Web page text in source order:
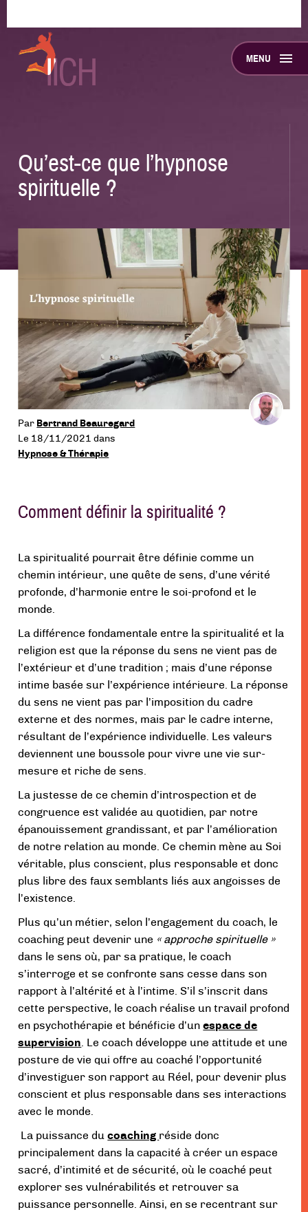
menu
contenu
principal
bas
MENU
Qu’est-ce que l’hypnose
spirituelle ?
Par Bertrand Beauregard
Le 18/11/2021 dans
Hypnose & Thérapie
Comment définir la spiritualité ?
La spiritualité pourrait être définie comme un
chemin intérieur, une quête de sens, d’une vérité
profonde, d’harmonie entre le soi-profond et le
monde.
La différence fondamentale entre la spiritualité et la
religion est que la réponse du sens ne vient pas de
l’extérieur et d’une tradition ; mais d’une réponse
intime basée sur l’expérience intérieure. La réponse
du sens ne vient pas par l’imposition du cadre
externe et des normes, mais par le cadre interne,
résultant de l’expérience individuelle. Les valeurs
deviennent une boussole pour vivre une vie sur-
mesure et riche de sens.
La justesse de ce chemin d’introspection et de
congruence est validée au quotidien, par notre
épanouissement grandissant, et par l’amélioration
de notre relation au monde. Ce chemin mène au Soi
véritable, plus conscient, plus responsable et donc
plus libre des faux semblants liés aux angoisses de
l’existence.
Plus qu’un métier, selon l’engagement du coach, le
coaching peut devenir une « approche spirituelle »
dans le sens où, par sa pratique, le coach
s’interroge et se confronte sans cesse dans son
rapport à l’altérité et à l’intime. S’il s’inscrit dans
cette perspective, le coach réalise un travail profond
en psychothérapie et bénéficie d’unespace de
supervision. Le coach développe une attitude et une
posture de vie qui offre au coaché l’opportunité
d’investiguer son rapport au Réel, pour devenir plus
conscient et plus responsable dans ses interactions
avec le monde.
La puissance ducoaching réside donc
principalement dans la capacité à créer un espace
sacré, d’intimité et de sécurité, où le coaché peut
explorer ses vulnérabilités et retrouver sa
puissance personnelle. Ainsi, en se recentrant sur